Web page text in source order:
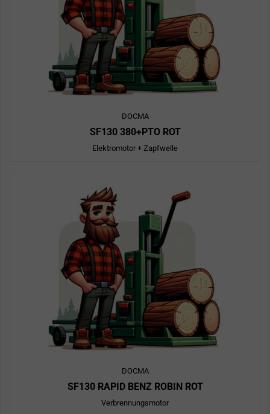
DOCMA
SF130 380+PTO ROT
Elektromotor + Zapfwelle
DOCMA
SF130 RAPID BENZ ROBIN ROT
Verbrennungsmotor